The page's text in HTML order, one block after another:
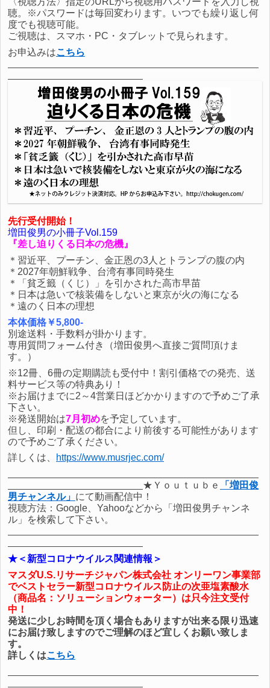
聴。※パスワードは毎回変わります。いつでも繰り返し何
度でも視聴可能。
ご視聴は、スマホ・PC・タブレットで見られます。
お申込みはこちら
先行受付開始！
増田俊男の小冊子Vol.159
『差し迫りくる日本の危機』
＊習近平、プーチン、金正恩の3人とトランプの腹の内
＊2027年朝鮮戦争、台湾有事同時発生
＊「貧乏籤（くじ）」を引かされた高市早苗
＊日本は急いで核装備をしないと東京が火の海になる
＊遠のく日本の理想
本体価格￥5,800-
別途送料・手数料が掛かります。
専用質問フォーム付き（増田俊男へ直接ご質問頂けま
す。）
※12冊、6冊の定期購読も受付中！割引価格での発売、送
料サービス等の特典あり！
※お届けまでに2～4営業日ほどかかりますので予めご了承
下さい。
※発送開始は7月初めを予定しています。
但し、印刷・配送の都合により前後する可能性があります
ので予めご了承ください。
詳しくは、
https://www.musrjec.com/
★Ｙｏｕｔｕｂｅ
「増田俊
男チャンネル」 にて動画配信中！
視聴方法：Google、Yahooなどから「増田俊男チャンネ
ル」を検索して下さい。
★＜新型コロナウイルス関連情報＞
マスダU.S.リサーチジャパン株式会社 オンリーワン事業部
でベストセラー新型コロナウイルス防止の次亜塩素酸水
（商品名： ソリューションウォーター）は只今注文受付
中！
発送に少しお時間を頂く場合もありますが出来る限り迅速
にお届け致しますのでご理解のほど宜しくお願い致しま
す。
詳しくはこちら